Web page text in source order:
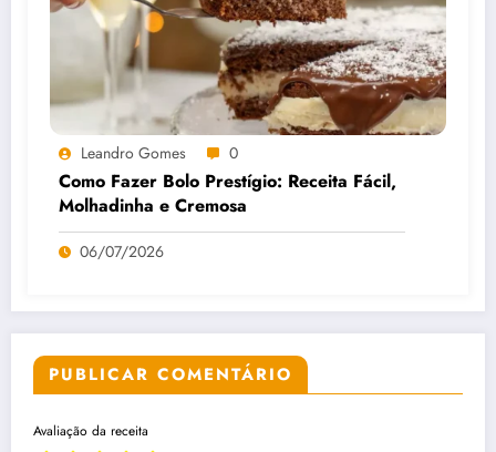
Leandro Gomes 0
Como Fazer Bolo Prestígio: Receita Fácil,
Molhadinha e Cremosa
06/07/2026
PUBLICAR COMENTÁRIO
Avaliação da receita